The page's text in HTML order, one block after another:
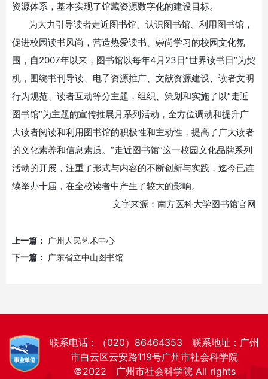
资源体系，基本实现了馆藏资源数字化的建设目标。
为大力引导读者走近图书馆、认识图书馆、利用图书馆，
促进校园读书风尚，营造热爱读书、崇尚学习的校园文化氛
围，自2007年以来，图书馆以每年4月 23日“世界读书日”为契
机，围绕书刊导读、电子资源推广、文献资源建设、读者文明
行为规范、读者互动等分主题，组织、策划和实施了以“走近
图书馆”为主题的宣传推展月系列活动，全方位调动和提升广
大读者阅读和利用图书馆的积极性和主动性，提高了广大读者
的文化素养和信息素质。“走近图书馆”这一校园文化品牌系列
活动的开展，注重了形式与内容的不断创新与实践，迄今已连
续举办十届，在全校读者中产生了较大的影响。
文字来源：南方医科大学图书馆官网
上一篇：
广州人民艺术中心
下一篇：
广东省立中山图书馆
联系电话：（020）86464353 联系地址：广州
市白云区云安路119号广州市社会科学院
©2022 广州市社会科学院 All rights